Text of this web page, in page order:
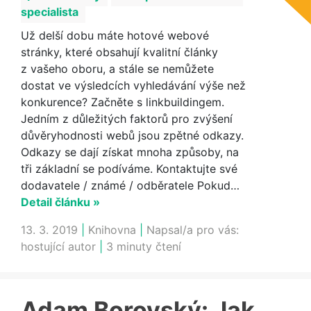
specialista
Už delší dobu máte hotové webové
stránky, které obsahují kvalitní články
z vašeho oboru, a stále se nemůžete
dostat ve výsledcích vyhledávání výše než
konkurence? Začněte s linkbuildingem.
Jedním z důležitých faktorů pro zvýšení
důvěryhodnosti webů jsou zpětné odkazy.
Odkazy se dají získat mnoha způsoby, na
tři základní se podíváme. Kontaktujte své
dodavatele / známé / odběratele Pokud…
Detail článku »
13. 3. 2019
Knihovna
Napsal/a pro vás:
hostující autor
3 minuty čtení